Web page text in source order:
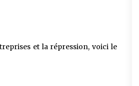
et la répression, voici le